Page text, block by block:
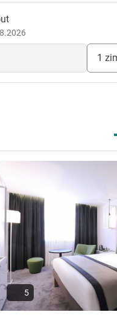
Hotel Direktion
1
Zimmer
5